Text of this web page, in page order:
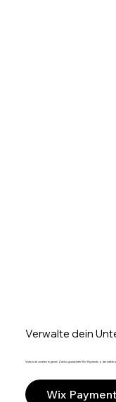
Verwalte dein
Verbinde unseren eigenen Zahlungsanbieter Wix Payments oder wähle
Wix